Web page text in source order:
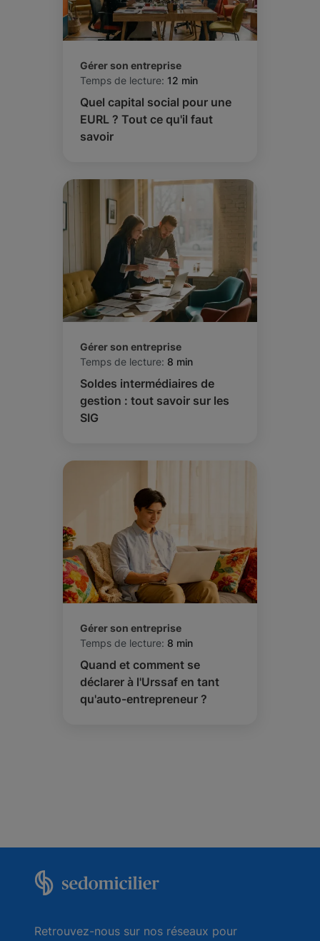
Gérer son entreprise
Temps de lecture: 12 min
Quel capital social pour une
EURL ? Tout ce qu'il faut
savoir
Gérer son entreprise
Temps de lecture: 8 min
Soldes intermédiaires de
gestion : tout savoir sur les
SIG
Gérer son entreprise
Temps de lecture: 8 min
Quand et comment se
déclarer à l'Urssaf en tant
qu'auto-entrepreneur ?
Retrouvez-nous sur nos réseaux pour